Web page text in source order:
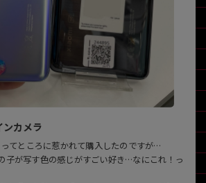
カメラ
てところに惹かれて購入したのですが…
子が写す色の感じがすごい好き…なにこれ！っ
~
円 ～